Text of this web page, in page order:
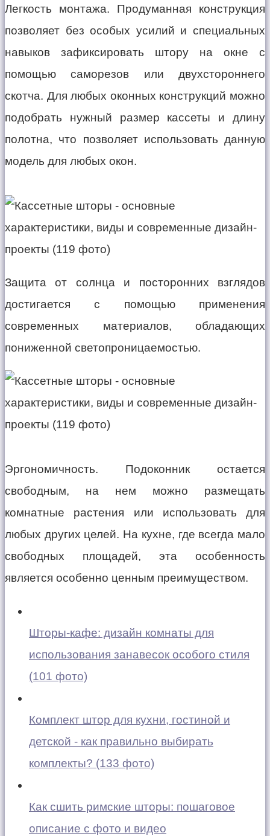
Легкость монтажа. Продуманная конструкция
позволяет без особых усилий и специальных
навыков зафиксировать штору на окне с
помощью саморезов или двухстороннего
скотча. Для любых оконных конструкций можно
подобрать нужный размер кассеты и длину
полотна, что позволяет использовать данную
модель для любых окон.
Защита от солнца и посторонних взглядов
достигается с помощью применения
современных материалов, обладающих
пониженной светопроницаемостью.
Эргономичность. Подоконник остается
свободным, на нем можно размещать
комнатные растения или использовать для
любых других целей. На кухне, где всегда мало
свободных площадей, эта особенность
является особенно ценным преимуществом.
Шторы-кафе: дизайн комнаты для
использования занавесок особого стиля
(101 фото)
Комплект штор для кухни, гостиной и
детской - как правильно выбирать
комплекты? (133 фото)
Как сшить римские шторы: пошаговое
описание с фото и видео